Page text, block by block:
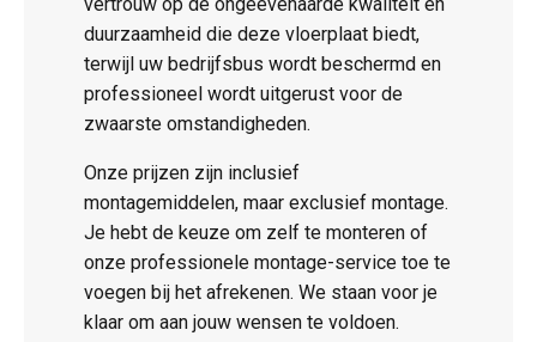
duurzaamheid die deze vloerplaat biedt,
terwijl uw bedrijfsbus wordt beschermd en
professioneel wordt uitgerust voor de
zwaarste omstandigheden.
Onze prijzen zijn inclusief
montagemiddelen, maar exclusief montage.
Je hebt de keuze om zelf te monteren of
onze professionele montage-service toe te
voegen bij het afrekenen. We staan voor je
klaar om aan jouw wensen te voldoen.